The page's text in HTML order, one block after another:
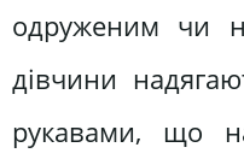
одруженим чи
дівчини
рукавами, що